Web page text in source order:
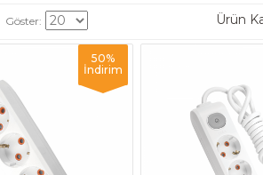
Göster: Ürün
50%
İndirim